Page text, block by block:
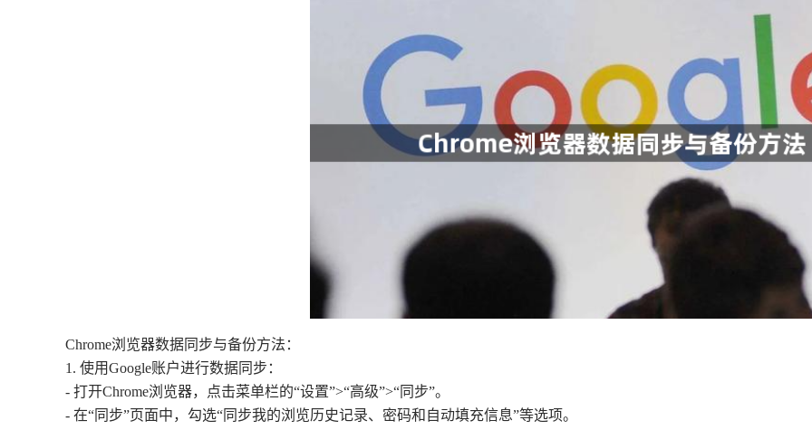
Chrome浏览器数据同步与备份方法：
1. 使用Google账户进行数据同步：
- 打开Chrome浏览器，点击菜单栏的“设置”>“高级”>“同步”。
- 在“同步”页面中，勾选“同步我的浏览历史记录、密码和自动填充信息”等选项。